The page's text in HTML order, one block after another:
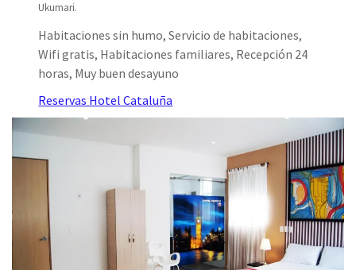
Ukumari.
Habitaciones sin humo, Servicio de habitaciones,
Wifi gratis, Habitaciones familiares, Recepción 24
horas, Muy buen desayuno
Reservas Hotel Cataluña